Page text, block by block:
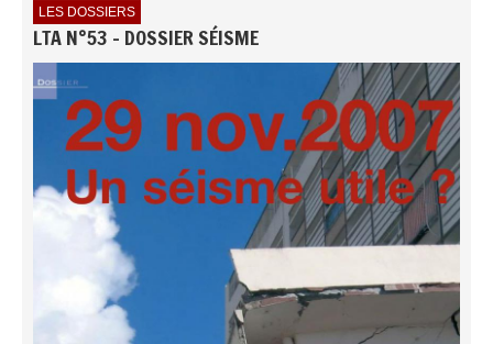
LES DOSSIERS
LTA N°53 - DOSSIER SÉISME